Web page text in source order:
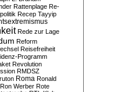
Rattenplage Re-
Recep Tayyip
Rede zur Lage
Reform
Reisefreiheit
Programm
Revolution
RMDSZ
Roma Ronald
Ron Werber Rote